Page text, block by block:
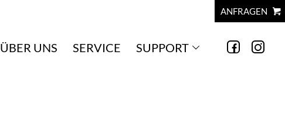
ANFRAGEN
ÜBER UNS SERVICE SUPPORT